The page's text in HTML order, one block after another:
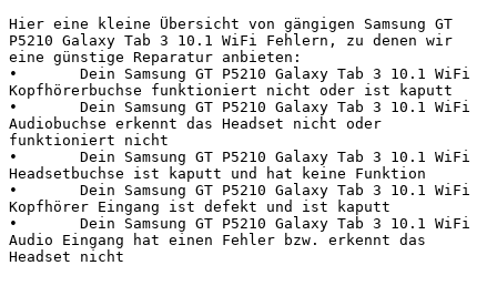
Hier eine kleine Übersicht von gängigen Samsung GT
P5210 Galaxy Tab 3 10.1 WiFi Fehlern, zu denen wir
eine günstige Reparatur anbieten:
•	Dein Samsung GT P5210 Galaxy Tab 3 10.1 WiFi
Kopfhörerbuchse funktioniert nicht oder ist kaputt
•	Dein Samsung GT P5210 Galaxy Tab 3 10.1 WiFi
Audiobuchse erkennt das Headset nicht oder
funktioniert nicht
•	Dein Samsung GT P5210 Galaxy Tab 3 10.1 WiFi
Headsetbuchse ist kaputt und hat keine Funktion
•	Dein Samsung GT P5210 Galaxy Tab 3 10.1 WiFi
Kopfhörer Eingang ist defekt und ist kaputt
•	Dein Samsung GT P5210 Galaxy Tab 3 10.1 WiFi
Audio Eingang hat einen Fehler bzw. erkennt das
Headset nicht